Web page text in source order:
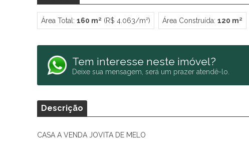
Área Total: 160 m² (R$ 4.063/m²) Área Construída: 120 m²
Tem interesse neste imóvel?
Deixe sua mensagem, será um prazer atendê-lo.
Descrição
CASA A VENDA JOVITA DE MELO